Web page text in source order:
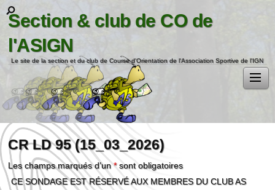
Section & club de CO de
l'ASIGN
Le site de la section et du club de Course d'Orientation de l'Association Sportive de l'IGN
CR LD 95 (15_03_2026)
Les champs marqués d’un*sont obligatoires
CE SONDAGE EST RÉSERVÉ AUX MEMBRES DU CLUB AS